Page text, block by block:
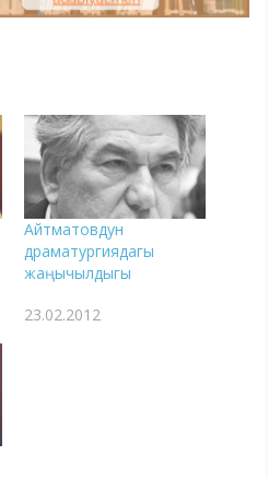
Айтматовдун
драматургиядагы
жаңычылдыгы
23.02.2012